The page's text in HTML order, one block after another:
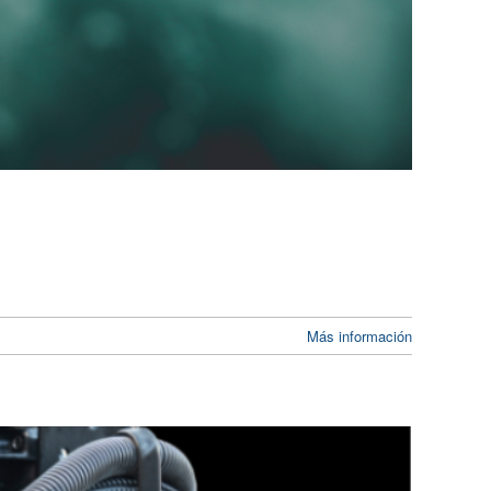
Más información